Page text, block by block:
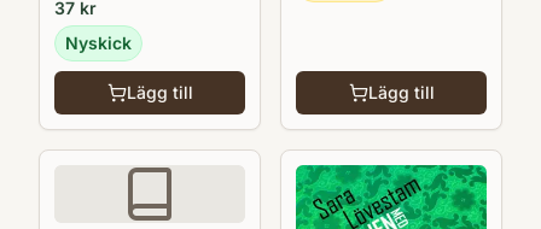
37 kr
Nyskick
Lägg till Lägg till